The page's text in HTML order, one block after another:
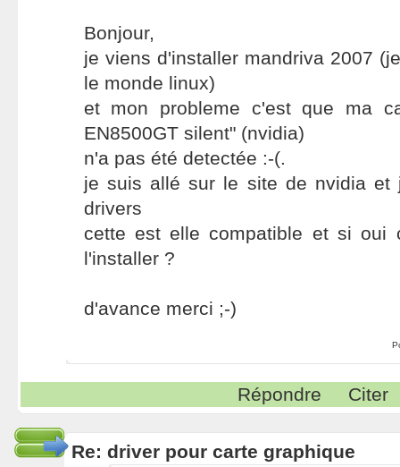
Bonjour,
je viens d'installer mandriva 2007
le monde linux)
et mon probleme c'est que ma
EN8500GT silent" (nvidia)
n'a pas été detectée :-(.
je suis allé sur le site de nvidia et
drivers
cette est elle compatible et si oui
l'installer ?
d'avance merci ;-)
Répondre Citer
Re: driver pour carte graphique